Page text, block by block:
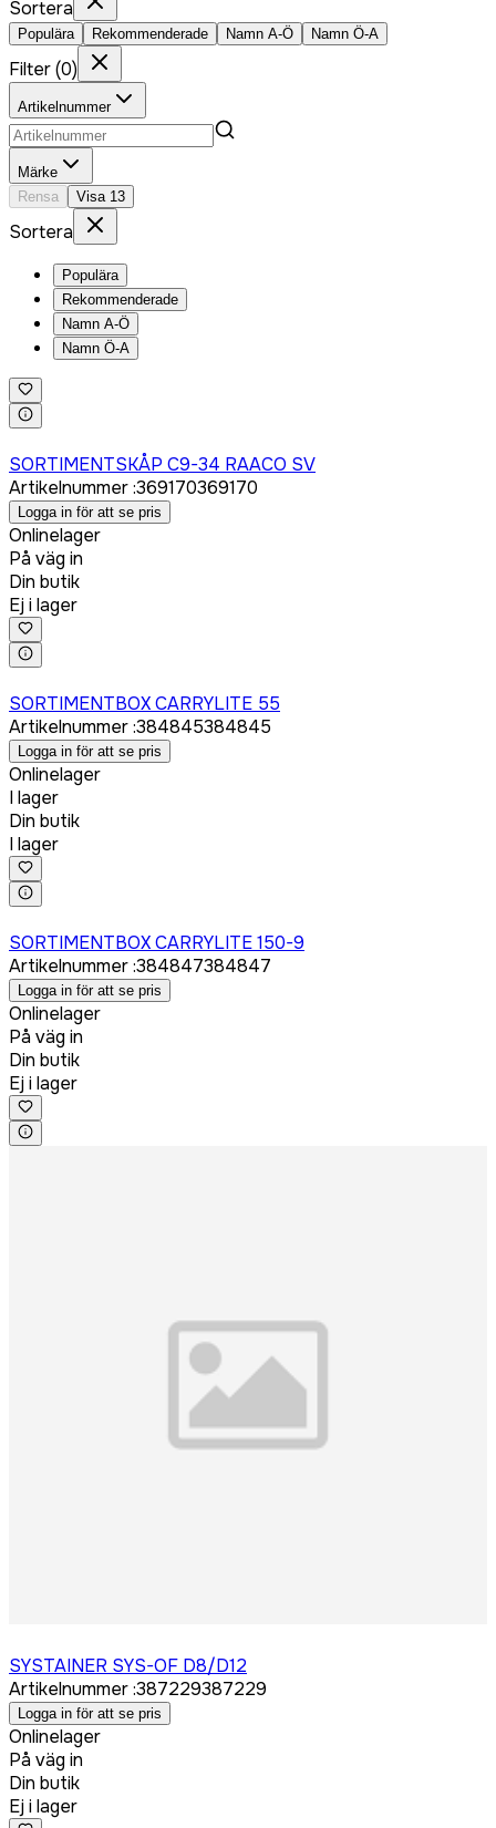
Sortera
Populära Rekommenderade Namn A-Ö Namn Ö-A
Filter(0)
Artikelnummer
Märke
Rensa
Visa 13
Sortera
Populära
Rekommenderade
Namn A-Ö
Namn Ö-A
SORTIMENTSKÅP C9-34 RAACO SV
Artikelnummer:369170369170
Logga in för att se pris
Onlinelager
På väg in
Din butik
Ej i lager
SORTIMENTBOX CARRYLITE 55
Artikelnummer:384845384845
Logga in för att se pris
Onlinelager
I lager
Din butik
I lager
SORTIMENTBOX CARRYLITE 150-9
Artikelnummer:384847384847
Logga in för att se pris
Onlinelager
På väg in
Din butik
Ej i lager
SYSTAINER SYS-OF D8/D12
Artikelnummer:387229387229
Logga in för att se pris
Onlinelager
På väg in
Din butik
Ej i lager